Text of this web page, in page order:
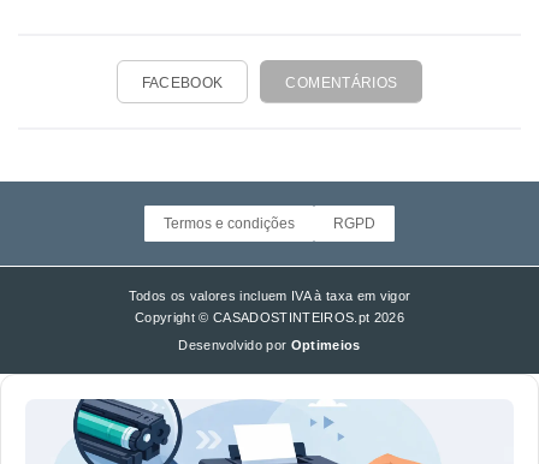
FACEBOOK COMENTÁRIOS
Termos e condições RGPD
Todos os valores incluem IVA à taxa em vigor
Copyright © CASADOSTINTEIROS.pt 2026
Desenvolvido por Optimeios